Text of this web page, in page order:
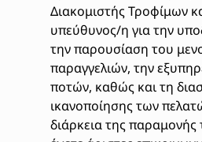
Διακομιστής Τροφίμων
υπεύθυνος/η για την
την παρουσίαση του
παραγγελιών, την
ποτών, καθώς και τη
ικανοποίησης των
διάρκεια της